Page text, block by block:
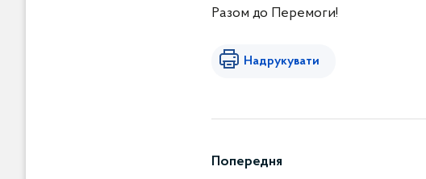
Разом до Перемоги!
Надрукувати
Попередня